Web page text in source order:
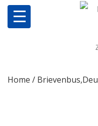
Producten
Home /